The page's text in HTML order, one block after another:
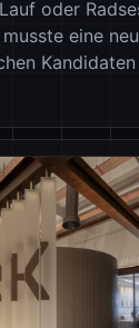
oder
eine